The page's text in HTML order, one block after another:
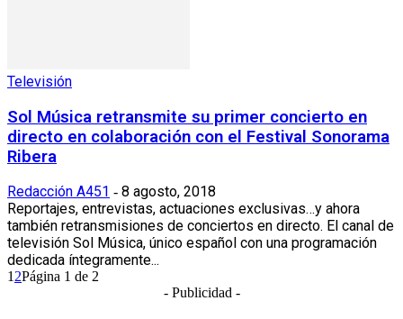
Televisión
Sol Música retransmite su primer concierto en
directo en colaboración con el Festival Sonorama
Ribera
Redacción A451 - 8 agosto, 2018
Reportajes, entrevistas, actuaciones exclusivas…y ahora
también retransmisiones de conciertos en directo. El canal de
televisión Sol Música, único español con una programación
dedicada íntegramente...
1 2Página 1 de 2
- Publicidad -